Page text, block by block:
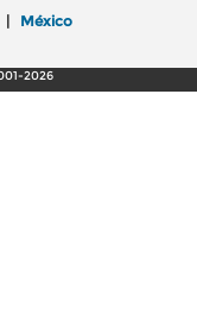
| México
2026